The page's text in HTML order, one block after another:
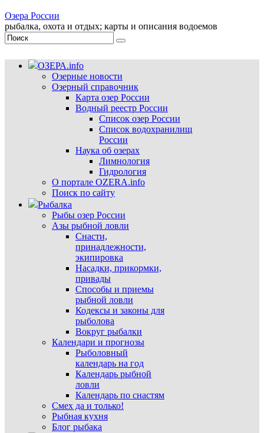
Озера России
рыбалка, охота и отдых; карты и описания водоемов
ОЗЕРА.info
Озерные новости
Озерный справочник
Карта озер России
Водный реестр России
Список озер России
Список водохранилищ
России
Наука об озерах
Лимнология
Гидрология
О портале OZERA.info
Поиск по сайту
Рыбалка
Рыбы озер России
Азы рыбной ловли
Снасти,
принадлежности,
экипировка
Насадки, прикормки,
привады
Способы и приемы
рыбной ловли
Кодексы и законы для
рыболова
Вокруг рыбалки
Календари и прогнозы
Рыболовный
календарь на год
Календарь рыбной
ловли
Календарь по снастям
Смех да и только!
Рыбная кухня
Блог рыбака